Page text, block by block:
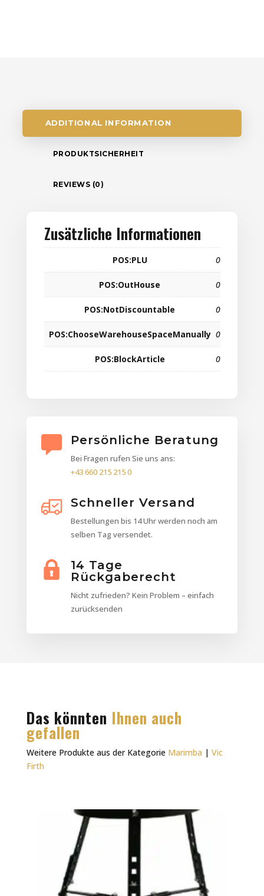
ADDITIONAL INFORMATION
PRODUKTSICHERHEIT
REVIEWS (0)
Zusätzliche Informationen
POS:PLU 0
POS:OutHouse 0
POS:NotDiscountable 0
POS:ChooseWarehouseSpaceManually 0
POS:BlockArticle 0
Persönliche Beratung
Bei Fragen rufen Sie uns ans:
+43 660 215 215 0
Schneller Versand
Bestellungen bis 14 Uhr werden noch am
selben Tag versendet.
14 Tage
Rückgaberecht
Nicht zufrieden? Kein Problem – einfach
zurücksenden
Das könnten Ihnen auch
gefallen
Weitere Produkte aus der Kategorie Marimba | Vic
Firth